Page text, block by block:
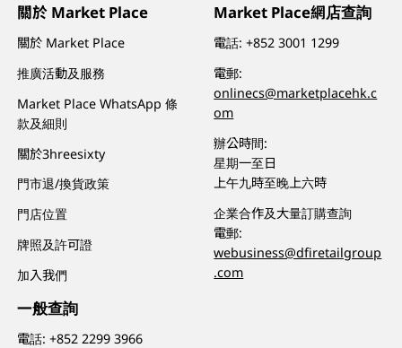
關於 Market Place
關於 Market Place
推廣活動及服務
Market Place WhatsApp 條
款及細則
關於3hreesixty
門市退/換貨政策
門店位置
牌照及許可證
加入我們
一般查詢
電話:+852 2299 3966
Market Place網店查詢
電話:+852 3001 1299
電郵:
onlinecs@marketplacehk.c
om
辦公時間:
星期一至日
上午九時至晚上六時
企業合作及大量訂購查詢
電郵:
webusiness@dfiretailgroup
.com